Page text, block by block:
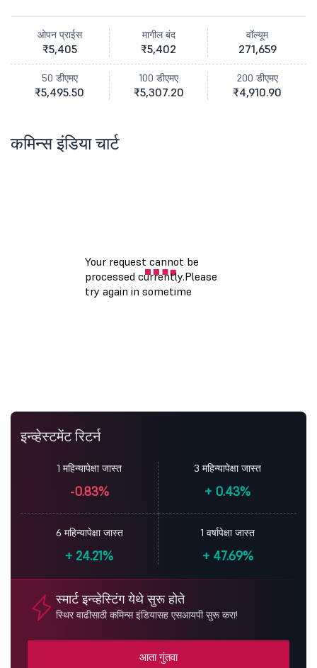
ओपन प्राईस
₹5,405
मागील बंद
₹5,402
वॉल्यूम
271,659
50 डीएमए
₹5,495.50
100 डीएमए
₹5,307.20
200 डीएमए
₹4,910.90
कमिन्स इंडिया चार्ट
इन्व्हेस्टमेंट रिटर्न
1 महिन्यापेक्षा जास्त
-0.83%
3 महिन्यापेक्षा जास्त
+ 0.43%
6 महिन्यापेक्षा जास्त
+ 24.21%
1 वर्षापेक्षा जास्त
+47.69%
स्मार्ट इन्व्हेस्टिंग येथे सुरू होते
स्थिर वाढीसाठी कमिन्स इंडियासह एसआयपी सुरू करा!
आता गुंतवा